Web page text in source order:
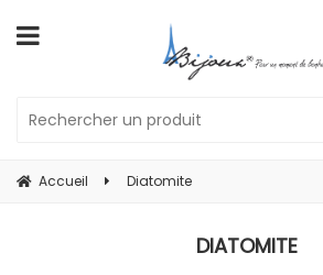
Accueil Diatomite
DIATOMITE